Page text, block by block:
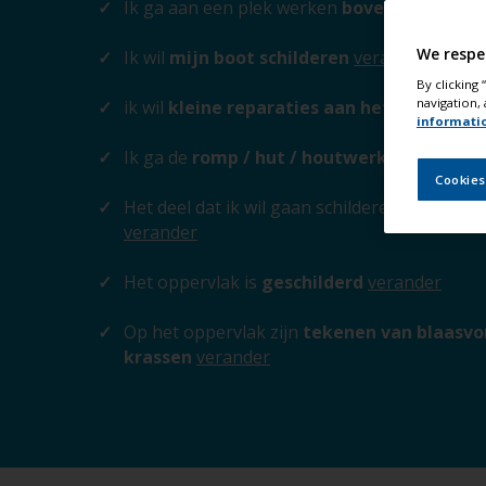
Ik ga aan een plek werken boven de
Ik wil mijn boot schilderen verander
ik wil kleine reparaties aan het
Ik ga de romp / hut / houtwerk / mast /
Het deel dat ik wil gaan schilderen
Epoxy
verander
Het oppervlak is geschilderd verander
Op het oppervlak zijn tekenen van
krassen verander
We
By clicking
navigation,